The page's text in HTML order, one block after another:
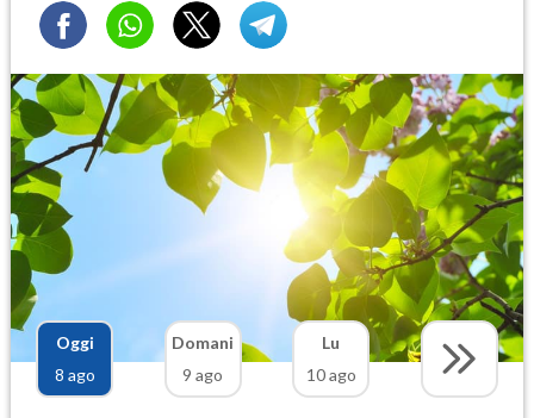
Oggi
8 ago
Domani
9 ago
Lu
10 ago